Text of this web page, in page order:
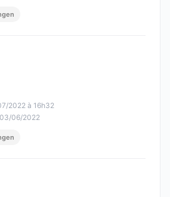
5
2022 à 16h32
06/2022
5